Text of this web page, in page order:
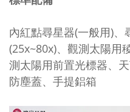
內紅點尋星器(一般用)
(25x~80x)、觀測太陽用
測太陽用前置光標器、
防塵蓋、手提鋁箱